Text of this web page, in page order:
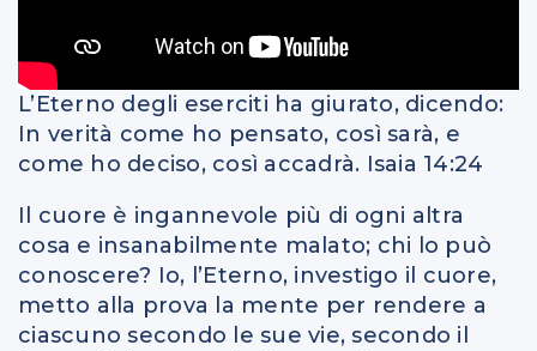
L’Eterno degli eserciti ha giurato, dicendo:
In verità come ho pensato, così sarà, e
come ho deciso, così accadrà. Isaia 14:24
Il cuore è ingannevole più di ogni altra
cosa e insanabilmente malato; chi lo può
conoscere? Io, l’Eterno, investigo il cuore,
metto alla prova la mente per rendere a
ciascuno secondo le sue vie, secondo il